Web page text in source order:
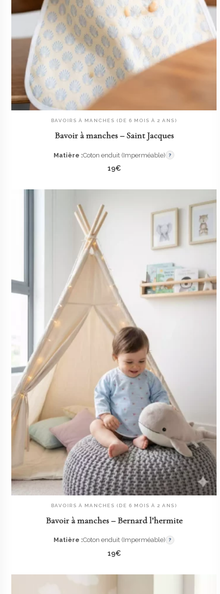
AJOUTER AU PANIER
BAVOIRS À MANCHES (DE 6 MOIS À 2 ANS)
Bavoir à manches – Saint Jacques
Matière :Coton enduit (Imperméable) ?
19€
AJOUTER AU PANIER
BAVOIRS À MANCHES (DE 6 MOIS À 2 ANS)
Bavoir à manches – Bernard l’hermite
Matière :Coton enduit (Imperméable) ?
19€